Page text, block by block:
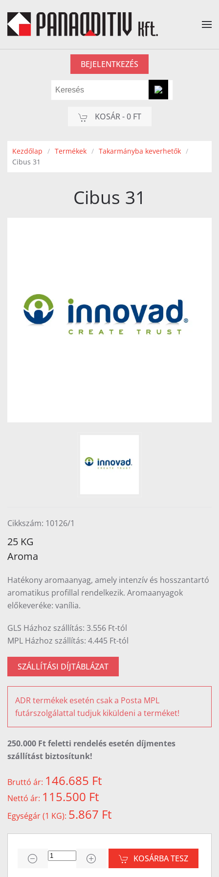
Fő tartalom átugrása
BEJELENTKEZÉS
KOSÁR -0 FT
Kezdőlap Termékek
Takarmányba keverhetők
Cibus 31
Cibus 31
Cikkszám: 10126/1
25 KG
Aroma
Hatékony aromaanyag, amely intenzív és hosszantartó
aromatikus profillal rendelkezik. Aromaanyagok
előkeveréke: vanília.
GLS Házhoz szállítás: 3.556 Ft-tól
MPL Házhoz szállítás: 4.445 Ft-tól
SZÁLLÍTÁSI DÍJTÁBLÁZAT
ADR termékek esetén csak a Posta MPL
futárszolgálattal tudjuk kiküldeni a terméket!
250.000 Ft feletti rendelés esetén díjmentes
szállítást biztosítunk!
Bruttó ár: 146.685 Ft
Nettó ár: 115.500 Ft
Egységár (1 KG): 5.867 Ft
KOSÁRBA TESZ